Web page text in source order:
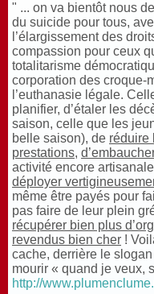
" ... on va bientôt nous
du suicide pour tous,
l’élargissement des
compassion pour ceux
totalitarisme
corporation des croque-
l’euthanasie légale.
planifier, d’étaler les
saison, celle que les
belle saison), de réduire
prestations,
activité encore
déployer
même être payés pour
pas faire de leur plein
récupérer bien plus
revendus bien cher !
cache, derrière le
mourir « quand je veux,
http://